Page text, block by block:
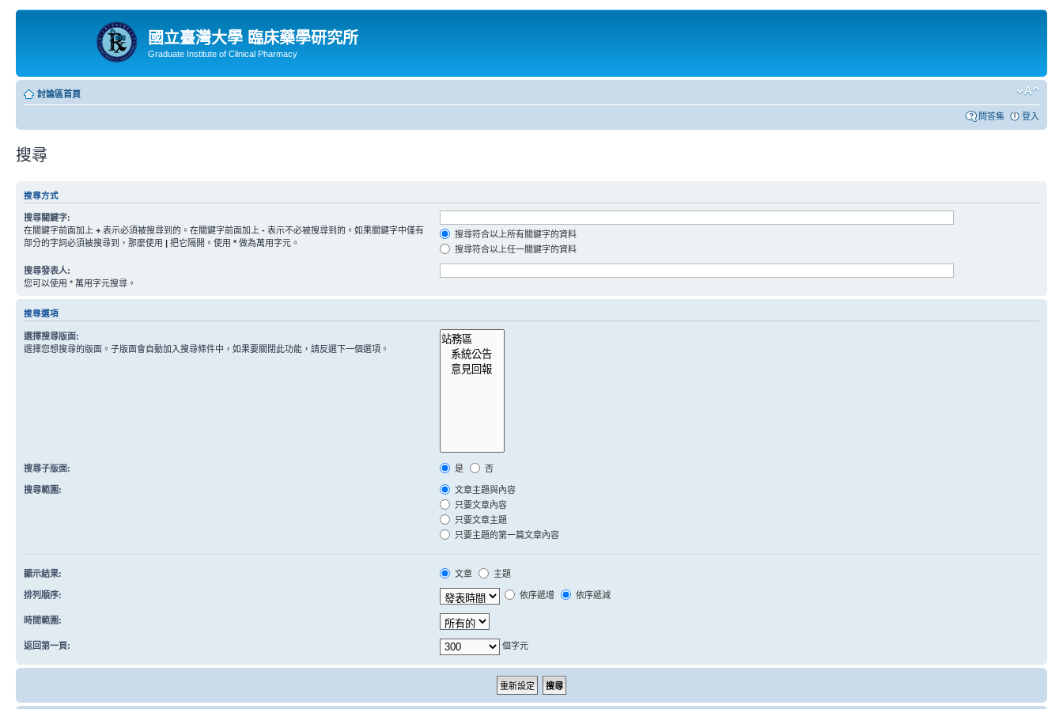
國立臺灣大學 臨床藥學研究所
Graduate Institute of Clinical Pharmacy
討論區首頁
問答集 登入
搜尋
搜尋方式
搜尋關鍵字:
在關鍵字前面加上 + 表示必須被搜尋到的。在關鍵字前面加上 - 表示不必被搜尋到的。如果關鍵字中僅有
部分的字詞必須被搜尋到，那麼使用 | 把它隔開。使用 * 做為萬用字元。
搜尋符合以上所有關鍵字的資料
搜尋符合以上任一關鍵字的資料
搜尋發表人:
您可以使用 * 萬用字元搜尋。
搜尋選項
選擇搜尋版面:
選擇您想搜尋的版面。子版面會自動加入搜尋條件中，如果要關閉此功能，請反選下一個選項。
搜尋子版面: 是 否
搜尋範圍:
文章主題與內容
只要文章內容
只要文章主題
只要主題的第一篇文章內容
顯示結果: 文章 主題
排列順序: 依序遞增 依序遞減
時間範圍:
返回第一頁: 個字元